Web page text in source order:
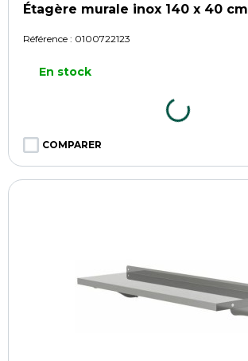
Étagère murale inox 140 x 40 cm
Référence : 0100722123
En stock
COMPARER